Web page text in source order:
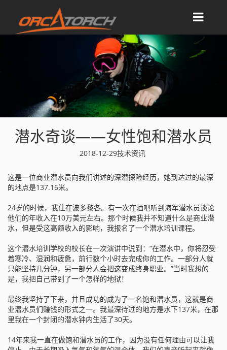
潜水奇谈——女性饱和潜水员
2018-12-29技术资讯
这是一位商业潜水员向我们讲述的深潜探险经历，她到达过的最深
的地点是137.16米。
24岁的时候，我住在波多黎各。有一次在酒吧听到海军潜水员谈论
他们的年收入在10万美元左右。那个时候我并不知道什么是商业潜
水，但是受这高额收入的影响，我报名了一个潜水培训课程。
这个潜水培训学校的校长在一次演讲中说到：“在潜水中，你将忍受
着寒冷、湿润和疲惫，前行数个小时去完成你的工作。一部分人就
只能坚持几分钟，另一部分人会把这变成终身职业。”当时我想的
是，我把自己带到了一个怎样的地狱！
最终我坚持了下来，并且成功的成为了一名饱和潜水员，这就是商
业潜水员们赚钱的形式之一。我最深待过的地方是水下137米，在那
里我在一个封闭的潜水钟内生活了30天。
14年来我一直在做饱和潜水员的工作，因为没有任何理由可以让我